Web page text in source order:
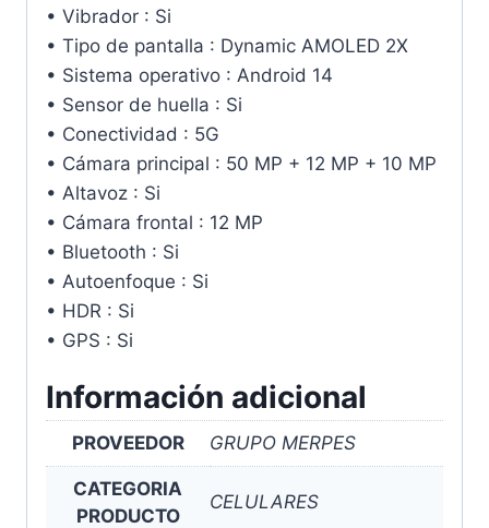
• Vibrador : Si
• Tipo de pantalla : Dynamic AMOLED 2X
• Sistema operativo : Android 14
• Sensor de huella : Si
• Conectividad : 5G
• Cámara principal : 50 MP + 12 MP + 10 MP
• Altavoz : Si
• Cámara frontal : 12 MP
• Bluetooth : Si
• Autoenfoque : Si
• HDR : Si
• GPS : Si
Información adicional
PROVEEDOR GRUPO MERPES
CATEGORIA
PRODUCTO
CELULARES